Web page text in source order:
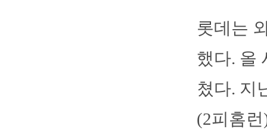
롯데는
했다. 올
쳤다. 지
(2피홈